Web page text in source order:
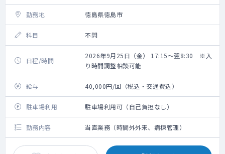
勤務地 徳島県徳島市
科目 不問
日程/時間
2026年9月25日（金） 17:15～翌8:30 ※入
り時間調整相談可能
給与 40,000円/回（税込・交通費込）
駐車場利用 駐車場利用可（自己負担なし）
勤務内容 当直業務（時間外外来、病棟管理）